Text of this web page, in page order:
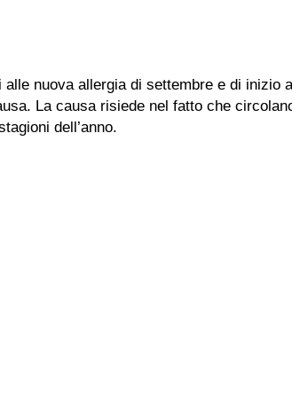
alle nuova allergia di settembre e di
La causa risiede nel fatto che
dell’anno.